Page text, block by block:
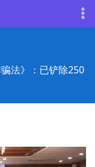
法》：已铲除250